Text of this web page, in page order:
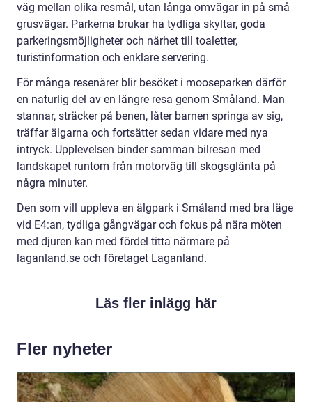
väg mellan olika resmål, utan långa omvägar in på små
grusvägar. Parkerna brukar ha tydliga skyltar, goda
parkeringsmöjligheter och närhet till toaletter,
turistinformation och enklare servering.
För många resenärer blir besöket i mooseparken därför
en naturlig del av en längre resa genom Småland. Man
stannar, sträcker på benen, låter barnen springa av sig,
träffar älgarna och fortsätter sedan vidare med nya
intryck. Upplevelsen binder samman bilresan med
landskapet runtom från motorväg till skogsglänta på
några minuter.
Den som vill uppleva en älgpark i Småland med bra läge
vid E4:an, tydliga gångvägar och fokus på nära möten
med djuren kan med fördel titta närmare på
laganland.se och företaget Laganland.
Läs fler inlägg här
Fler nyheter